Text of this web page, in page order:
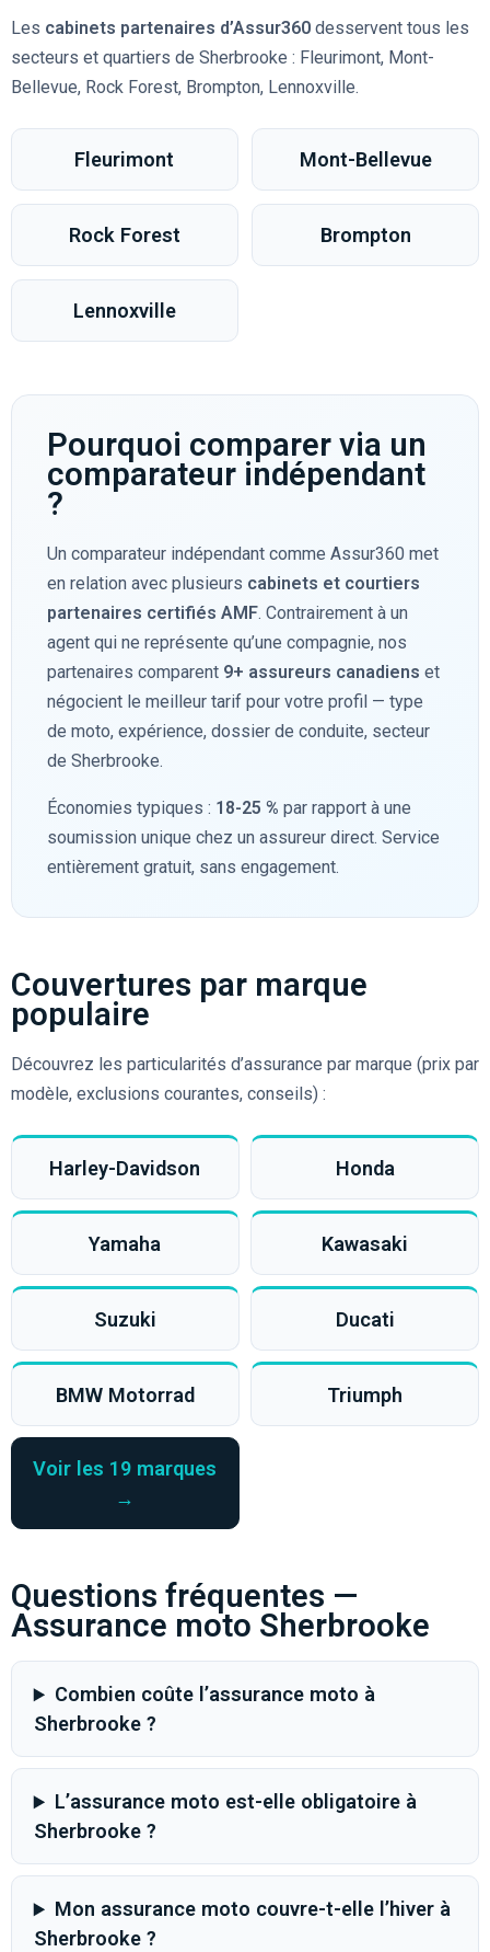
Les cabinets partenaires d’Assur360desservent tous les
secteurs et quartiers de Sherbrooke : Fleurimont, Mont-
Bellevue, Rock Forest, Brompton, Lennoxville.
Fleurimont Mont-Bellevue
Rock Forest Brompton
Lennoxville
Pourquoi comparer via un
comparateur indépendant
?
Un comparateur indépendant comme Assur360 met
en relation avec plusieurs cabinets et courtiers
partenaires certifiés AMF. Contrairement à un
agent qui ne représente qu’une compagnie, nos
partenaires comparent 9+ assureurs canadiens et
négocient le meilleur tarif pour votre profil — type
de moto, expérience, dossier de conduite, secteur
de Sherbrooke.
Économies typiques : 18-25 % par rapport à une
soumission unique chez un assureur direct. Service
entièrement gratuit, sans engagement.
Couvertures par marque
populaire
Découvrez les particularités d’assurance par marque (prix par
modèle, exclusions courantes, conseils) :
Harley-Davidson Honda
Yamaha Kawasaki
Suzuki Ducati
BMW Motorrad Triumph
Voir les 19 marques
→
Questions fréquentes —
Assurance moto Sherbrooke
Combien coûte l’assurance moto à
Sherbrooke ?
L’assurance moto est-elle obligatoire à
Sherbrooke ?
Mon assurance moto couvre-t-elle l’hiver à
Sherbrooke ?